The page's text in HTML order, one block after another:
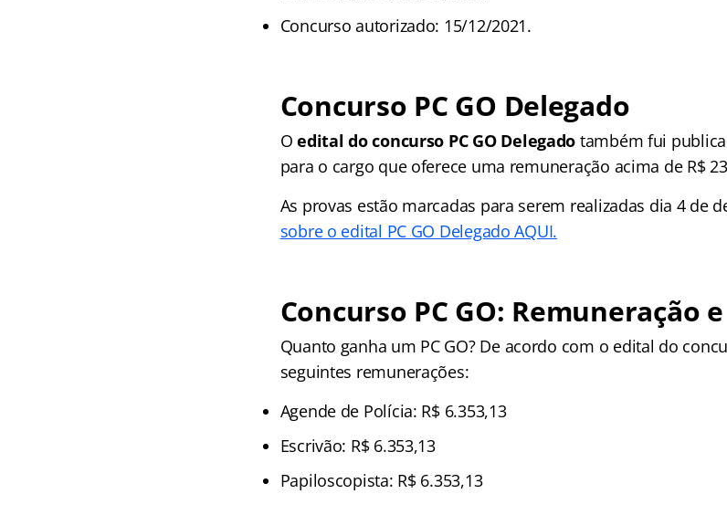
Concurso autorizado: 15/12/2021.
Concurso PC GO Delegado
Oedital do concurso PC GO Delegado também fui
para o cargo que oferece uma remuneração acima de R$
As provas estão marcadas para serem realizadas dia 4 de
sobre o edital PC GO Delegado AQUI.
Concurso PC GO: Remuneração
Quanto ganha um PC GO? De acordo com o edital do
seguintes remunerações:
Agende de Polícia: R$ 6.353,13
Escrivão: R$ 6.353,13
Papiloscopista: R$ 6.353,13